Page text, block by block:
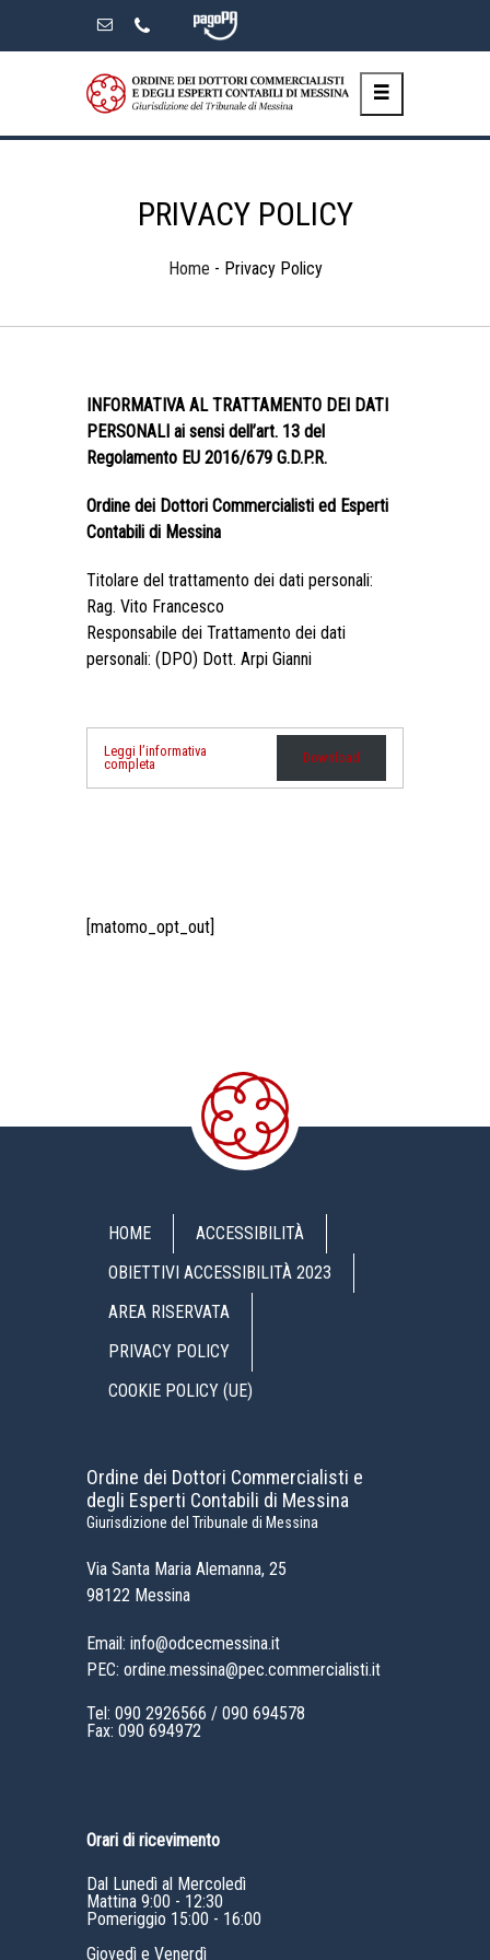
PRIVACY POLICY
Home - Privacy Policy
INFORMATIVA AL TRATTAMENTO DEI DATI
PERSONALI ai sensi dell’art. 13 del
Regolamento EU 2016/679 G.D.P.R.
Ordine dei Dottori Commercialisti ed Esperti
Contabili di Messina
Titolare del trattamento dei dati personali:
Rag. Vito Francesco
Responsabile dei Trattamento dei dati
personali: (DPO) Dott. Arpi Gianni
Leggi l’informativa
completa
Download
[matomo_opt_out]
HOME
ACCESSIBILITÀ
OBIETTIVI ACCESSIBILITÀ 2023
AREA RISERVATA
PRIVACY POLICY
COOKIE POLICY (UE)
Ordine dei Dottori Commercialisti e
degli Esperti Contabili di Messina
Giurisdizione del Tribunale di Messina
Via Santa Maria Alemanna, 25
98122 Messina
Email: info@odcecmessina.it
PEC: ordine.messina@pec.commercialisti.it
Tel: 090 2926566 / 090 694578
Fax: 090 694972
Orari di ricevimento
Dal Lunedì al Mercoledì
Mattina 9:00 - 12:30
Pomeriggio 15:00 - 16:00
Giovedì e Venerdì